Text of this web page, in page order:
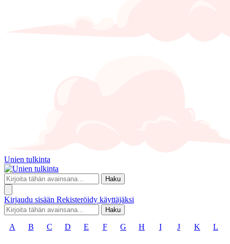
Unien tulkinta
Haku
Kirjaudu sisään Rekisteröidy käyttäjäksi
Haku
A B C D E F G H I J K L